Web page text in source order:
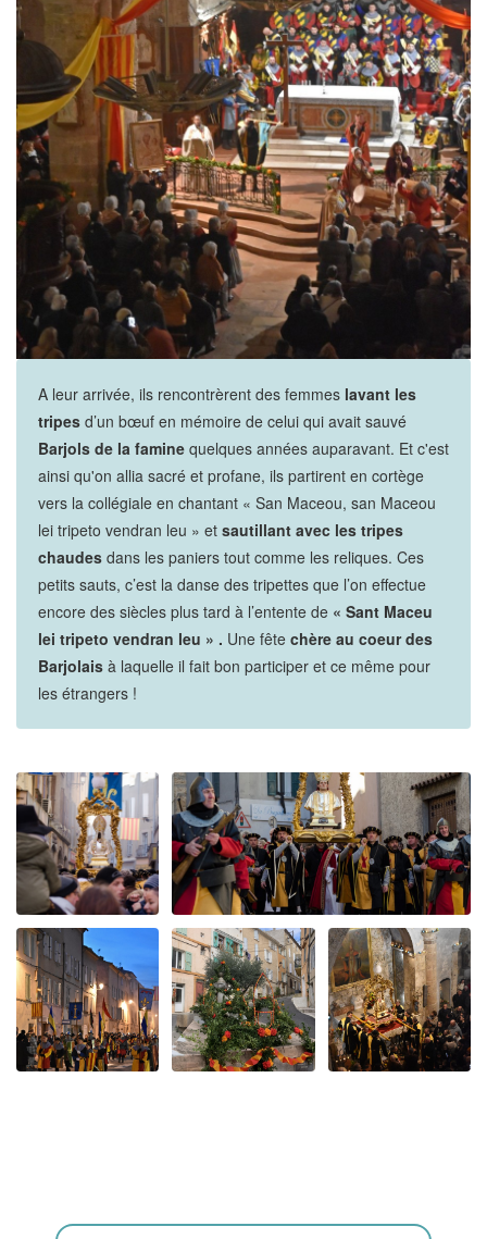
A leur arrivée, ils rencontrèrent des femmes lavant les
tripes d’un bœuf en mémoire de celui qui avait sauvé
Barjols de la famine quelques années auparavant. Et c'est
ainsi qu'on allia sacré et profane, ils partirent en cortège
vers la collégiale en chantant « San Maceou, san Maceou
lei tripeto vendran leu » et sautillant avec les tripes
chaudes dans les paniers tout comme les reliques. Ces
petits sauts, c’est la danse des tripettes que l’on effectue
encore des siècles plus tard à l’entente de « Sant Maceu
lei tripeto vendran leu » . Une fête chère au coeur des
Barjolais à laquelle il fait bon participer et ce même pour
les étrangers !